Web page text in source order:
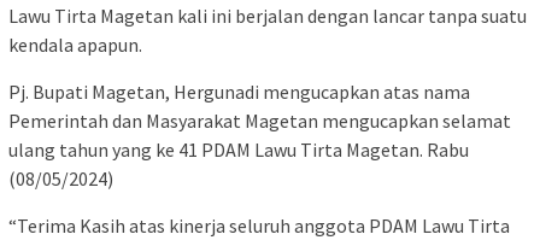
Lawu Tirta Magetan kali ini berjalan dengan lancar tanpa suatu
kendala apapun.
Pj. Bupati Magetan, Hergunadi mengucapkan atas nama
Pemerintah dan Masyarakat Magetan mengucapkan selamat
ulang tahun yang ke 41 PDAM Lawu Tirta Magetan. Rabu
(08/05/2024)
“Terima Kasih atas kinerja seluruh anggota PDAM Lawu Tirta